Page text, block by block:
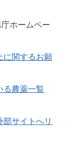
ホームペー
に関するお願
る農薬一覧
サイトへリ